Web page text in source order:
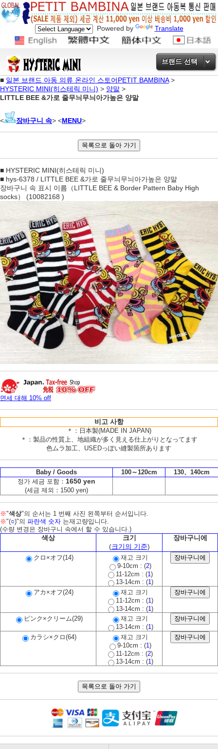
Powered by Translate
브랜드 선택
■ 일본 브랜드 아동 의류 온라인 스토어PETIT BAMBINA>
HYSTERIC MINI(히스테릭 미니) > 양말 >
LITTLE BEE &가로 줄무늬무늬아가높은 양말
< 장바구니 속> <MENU>
■ HYSTERIC MINI(히스테릭 미니)
■ hys-6378 / LITTLE BEE &가로 줄무늬무늬아가높은 양말
장바구니 속 표시 이름（LITTLE BEE & Border Pattern Baby High
socks） (10082168 )
면세 대해 10% off
비고 사항
＊：日本製(MADE IN JAPAN)
＊：製品の性質上、地組織が多く見える仕上がりとなってます
色ムラ加工、USEDっぽい縫製箇所あります
Baby / Goods 100～120cm
130、140cm
정가 세금 포함： 1650 yen
(세금 제외：1500 yen)
※"색상"의 순서는 1 번째 사진 왼쪽부터 순서입니다.
※"(○)"의 파란색 숫자 는재고량입니다.
(수량 변경은 장바구니 속에서 할 수 있습니다.)
색상
크기
(크기의 기준)
장바구니에
クロ×オフ(14)
재고 크기
9-10cm : (2)
11-12cm : (1 )
13-14cm : (1)
アカ×オフ(24)
재고 크기
11-12cm : (1)
13-14cm : (1 )
ピンク×クリーム(29)
재고 크기
13-14cm : (1)
カラシ×クロ(64)
재고 크기
9-10cm : (1)
11-12cm : (2)
13-14cm : (1)